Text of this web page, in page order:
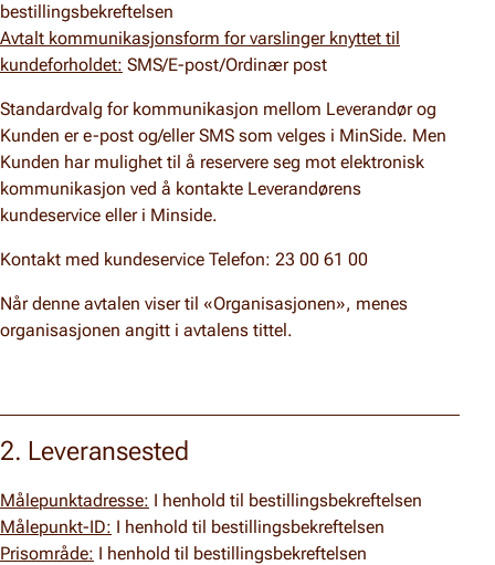
bestillingsbekreftelsen
Avtalt kommunikasjonsform for varslinger knyttet til
kundeforholdet: SMS/E-post/Ordinær post
Standardvalg for kommunikasjon mellom Leverandør og
Kunden er e-post og/eller SMS som velges i MinSide. Men
Kunden har mulighet til å reservere seg mot elektronisk
kommunikasjon ved å kontakte Leverandørens
kundeservice eller i Minside.
Kontakt med kundeservice Telefon: 23 00 61 00
Når denne avtalen viser til «Organisasjonen», menes
organisasjonen angitt i avtalens tittel.
2. Leveransested
Målepunktadresse: I henhold til bestillingsbekreftelsen
Målepunkt-ID: I henhold til bestillingsbekreftelsen
Prisområde: I henhold til bestillingsbekreftelsen